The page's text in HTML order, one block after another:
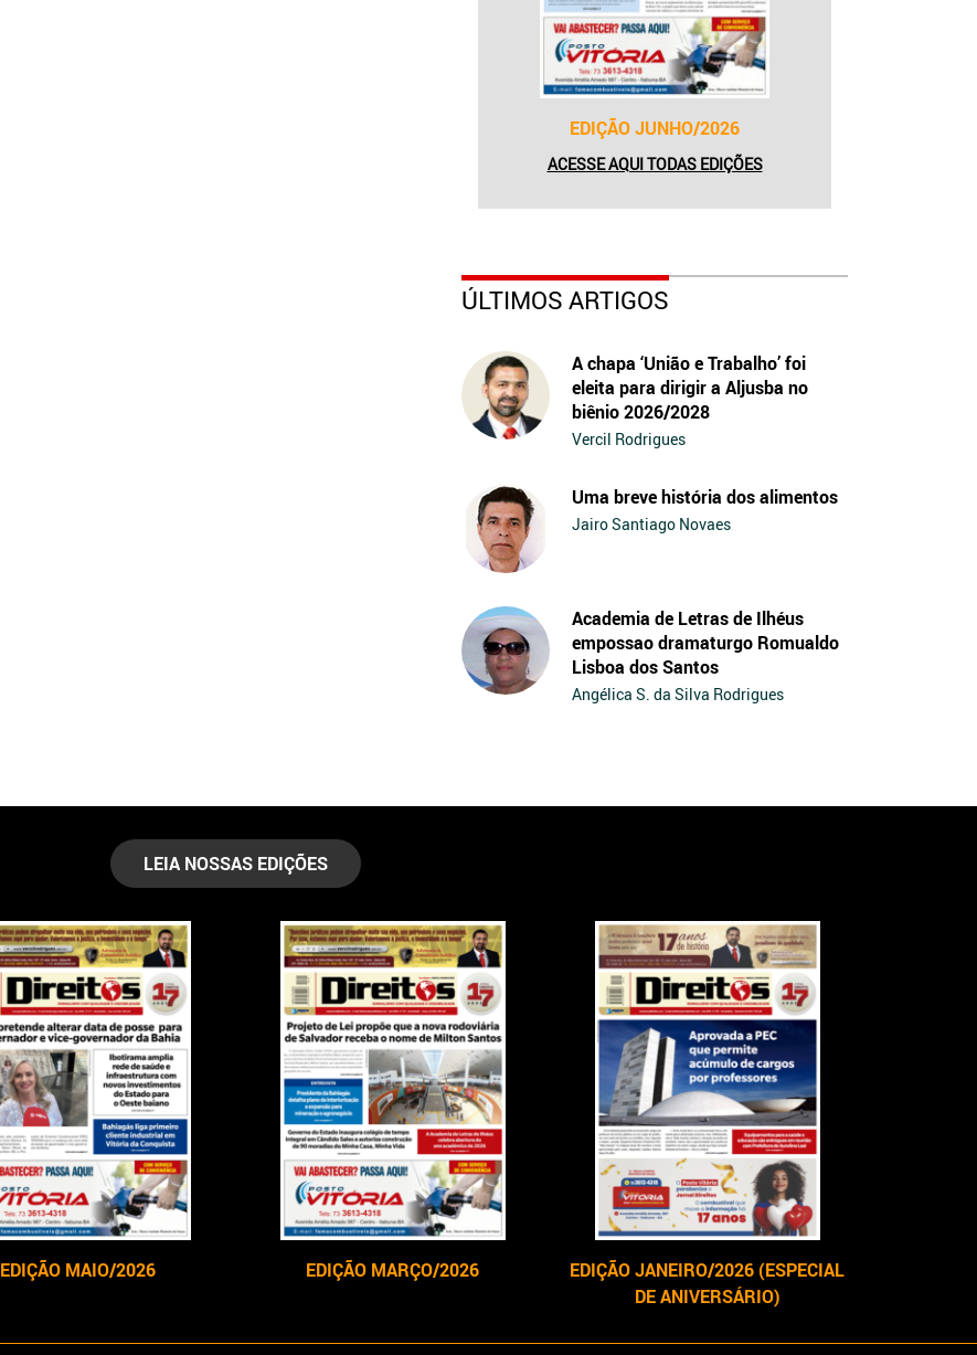
EDIÇÃO JUNHO/2026
ACESSE AQUI TODAS EDIÇÕES
ÚLTIMOS ARTIGOS
A chapa ‘União e Trabalho’ foi
eleita para dirigir a Aljusba no
biênio 2026/2028
Vercil Rodrigues
Uma breve história dos alimentos
Jairo Santiago Novaes
Academia de Letras de Ilhéus
empossao dramaturgo Romualdo
Lisboa dos Santos
Angélica S. da Silva Rodrigues
LEIA NOSSAS EDIÇÕES
EDIÇÃO MAIO/2026 EDIÇÃO MARÇO/2026
EDIÇÃO JANEIRO/2026 (ESPECIAL
DE ANIVERSÁRIO)